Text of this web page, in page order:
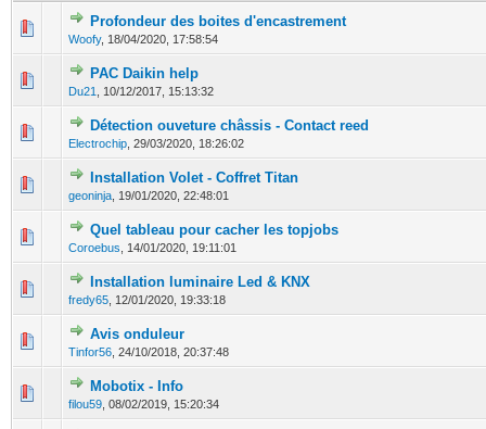
Profondeur des boites d'encastrement
Woofy, 18/04/2020, 17:58:54
0 Votes - 0 sur 5 en moyenne
12 3 45
PAC Daikin help
Du21 10/12/2017, 15:13:32
0 Votes - 0 sur 5 en moyenne
Détection ouveture châssis - Contact reed
Electrochip 29/03/2020, 18:26:02
1 Votes - 4 sur 5 en moyenne
12345
Installation Volet - Coffret Titan
geoninja 19/01/2020, 22:48:01
0 Votes - 0 sur 5 en moyenne
12345
Quel tableau pour cacher les topjobs
Coroebus 14/01/2020, 19:11:01
0 Votes - 0 sur 5 en moyenne
1234 5
Installation luminaire Led & KNX
fredy65 12/01/2020, 19:33:18
0 Votes - 0 sur 5 en moyenne
1 2345
Avis onduleur
Tinfor56 24/10/2018, 20:37:48
0 Votes - 0 sur 5 en moyenne
Mobotix - Info
filou59 08/02/2019, 15:20:34
0 Votes - 0 sur 5 en moyenne